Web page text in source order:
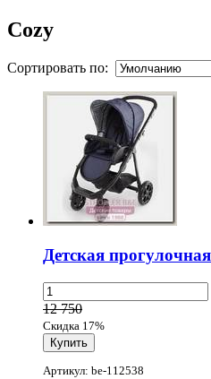
Cozy
Сортировать по:
Детская
12 750
Скидка 17%
Артикул: be-112538